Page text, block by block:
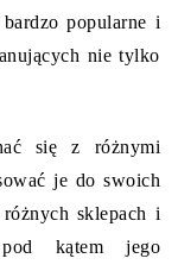
popularne i
nie tylko
się z różnymi
je do swoich
sklepach i
pod kątem jego